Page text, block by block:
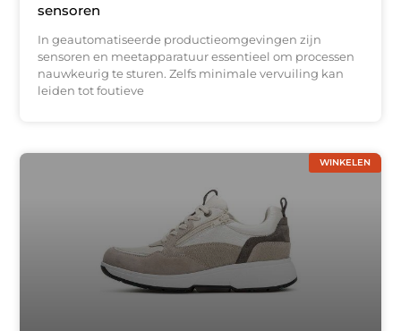
sensoren
In geautomatiseerde productieomgevingen zijn
sensoren en meetapparatuur essentieel om processen
nauwkeurig te sturen. Zelfs minimale vervuiling kan
leiden tot foutieve
WINKELEN